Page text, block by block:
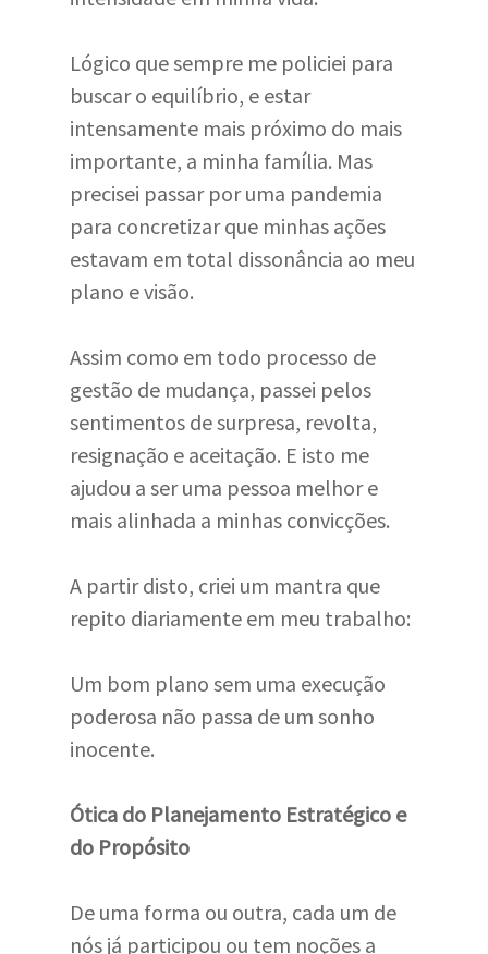
Lógico que sempre me policiei para
buscar o equilíbrio, e estar
intensamente mais próximo do mais
importante, a minha família. Mas
precisei passar por uma pandemia
para concretizar que minhas ações
estavam em total dissonância ao meu
plano e visão.
Assim como em todo processo de
gestão de mudança, passei pelos
sentimentos de surpresa, revolta,
resignação e aceitação. E isto me
ajudou a ser uma pessoa melhor e
mais alinhada a minhas convicções.
A partir disto, criei um mantra que
repito diariamente em meu trabalho:
Um bom plano sem uma execução
poderosa não passa de um sonho
inocente.
Ótica do Planejamento Estratégico e
do Propósito
De uma forma ou outra, cada um de
nós já participou ou tem noções a